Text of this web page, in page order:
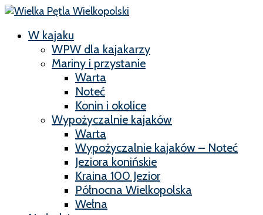
W kajaku
WPW dla kajakarzy
Mariny i przystanie
Warta
Noteć
Konin i okolice
Wypożyczalnie kajaków
Warta
Wypożyczalnie kajaków – Noteć
Jeziora konińskie
Kraina 100 Jezior
Północna Wielkopolska
Wełna